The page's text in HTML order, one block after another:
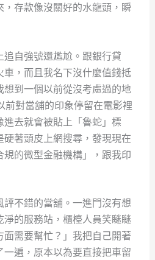
存款像沒關好的水龍頭，瞬
自強號還尷尬。跟銀行貸
，而且我名下沒什麼值錢抵
到一個以前從沒考慮過的地
對當舖的印象停留在電影裡
去就會被貼上「魯蛇」標
著頭皮上網搜尋，發現現在
的微型金融機構」，跟我印
不錯的當舖。一進門沒有想
的服務站，櫃檯人員笑瞇瞇
需要幫忙？」我把自己開著
遍，原本以為要直接把車留